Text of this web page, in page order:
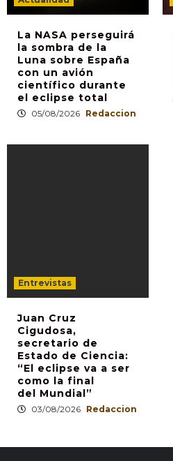
La NASA perseguirá
la sombra de la
Luna sobre España
con un avión
científico durante
el eclipse total
05/08/2026 Redaccion
Entrevistas
Juan Cruz
Cigudosa,
secretario de
Estado de Ciencia:
“El eclipse va a ser
como la final
del Mundial”
03/08/2026 Redaccion